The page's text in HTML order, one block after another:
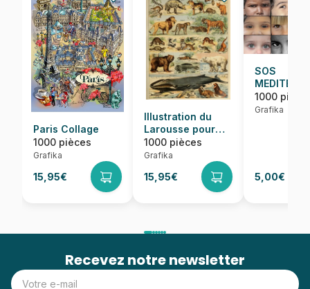
Paris Collage
1000 pièces
Grafika
15,95€
Illustration du
Larousse pour
Tous :
Mammifères, XIXè
1000 pièces
Grafika
15,95€
SOS
Regards
d'Enfants
1000
Grafika
5,00€
Recevez notre newsletter